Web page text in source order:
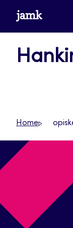
Siirrywww.jamk.fi
Home